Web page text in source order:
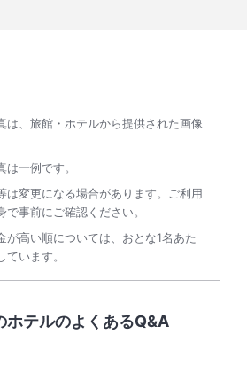
は、旅館・ホテルから提供された画像
一例です。
は変更になる場合があります。ご利用
事前にご確認ください。
が高い順については、おとな1名あた
います。
ホテルのよくあるQ&A